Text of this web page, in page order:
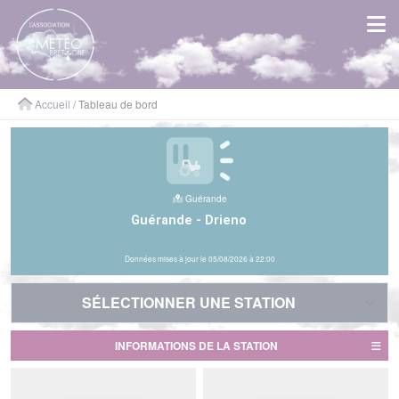
Accueil / Tableau de bord
Guérande
Guérande - Drieno
Données mises à jour le 05/08/2026 à 22:00
SÉLECTIONNER UNE STATION
SÉLECTIONNER UNE STATION
INFORMATIONS DE LA STATION
Panneau de gestion des cookies